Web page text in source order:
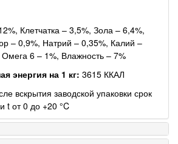
Клетчатка – 3,5%, Зола – 6,4%,
– 0,9%, Натрий – 0,35%, Калий –
6 – 1%, Влажность – 7%
энергия на 1 кг: 3615 ККАЛ
вскрытия заводской упаковки срок
t от 0 до +20 °C